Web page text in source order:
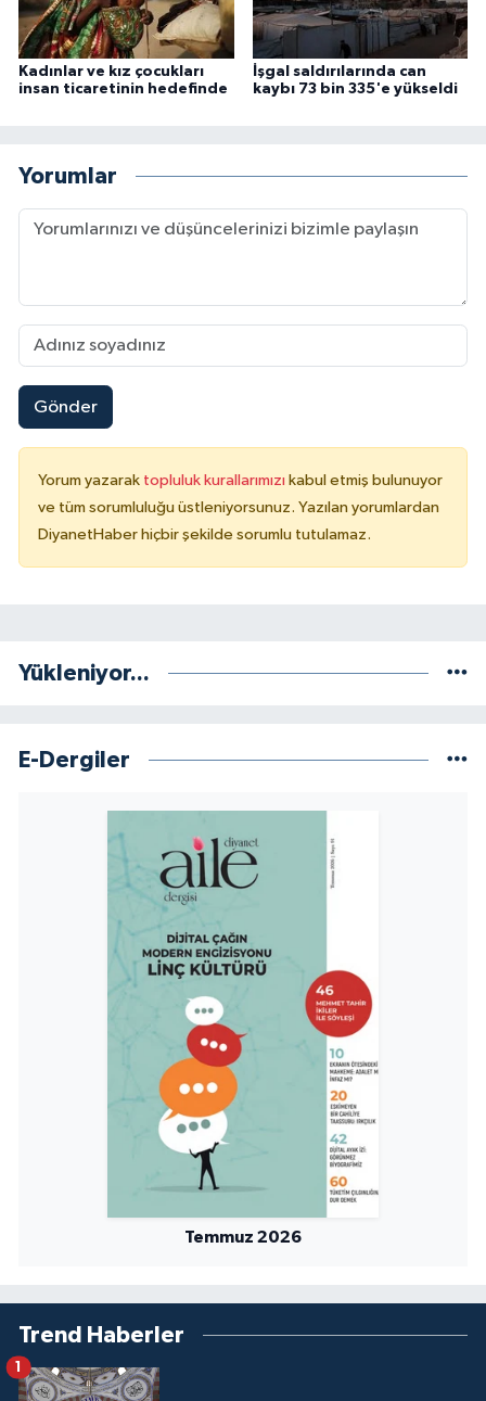
Kadınlar ve kız çocukları
insan ticaretinin hedefinde
İşgal saldırılarında can
kaybı 73 bin 335'e yükseldi
Yorumlar
Gönder
Yorum yazarak topluluk kurallarımızı kabul etmiş bulunuyor
ve tüm sorumluluğu üstleniyorsunuz. Yazılan yorumlardan
DiyanetHaber hiçbir şekilde sorumlu tutulamaz.
Yükleniyor...
E-Dergiler
Temmuz 2026
Trend Haberler
1
Karaman Müftülüğü
Kars Müftülüğü
Kırıkkale Müftülüğü
Kırklareli Müftülüğü
Kırşehir Müftülüğü
Kocaeli Müftülüğü
Konya Müftülüğü
Mardin Müftülüğü
Muğla Müftülüğü
Muş Müftülüğü
Nevşehir Müftülüğü
Niğde Müftülüğü
Ordu Müftülüğü
Osmaniye Müftülüğü
Rize Müftülüğü
Sakarya Müftülüğü
Samsun Müftülüğü